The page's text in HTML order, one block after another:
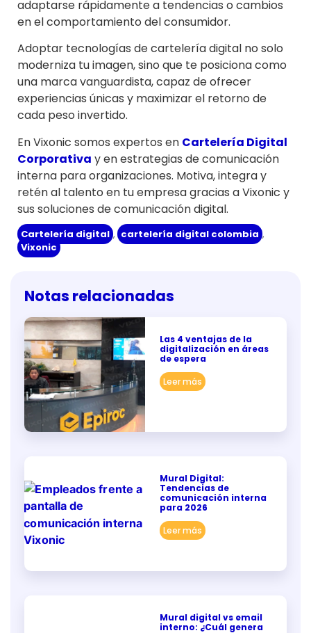
adaptarse rápidamente a tendencias o cambios
en el comportamiento del consumidor.
Adoptar tecnologías de cartelería digital no solo
moderniza tu imagen, sino que te posiciona como
una marca vanguardista, capaz de ofrecer
experiencias únicas y maximizar el retorno de
cada peso invertido.
En Vixonic somos expertos en Cartelería Digital
Corporativa y en estrategias de comunicación
interna para organizaciones. Motiva, integra y
retén al talento en tu empresa gracias a Vixonic y
sus soluciones de comunicación digital.
Cartelería digital , cartelería digital colombia ,
Vixonic
Notas relacionadas
Las 4 ventajas de la
digitalización en áreas
de espera
Leer más
Mural Digital:
Tendencias de
comunicación interna
para 2026
Leer más
Mural digital vs email
interno: ¿Cuál genera